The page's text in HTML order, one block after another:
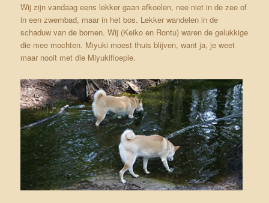
Wij zijn vandaag eens lekker gaan afkoelen, nee niet in de zee of
in een zwembad, maar in het bos. Lekker wandelen in de
schaduw van de bomen. Wij (Keiko en Rontu) waren de gelukkige
die mee mochten. Miyuki moest thuis blijven, want ja, je weet
maar nooit met die Miyukifloepie.